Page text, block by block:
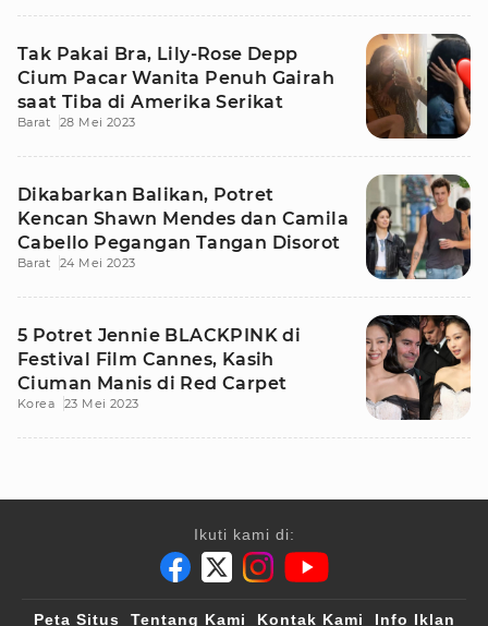
Tak Pakai Bra, Lily-Rose Depp
Cium Pacar Wanita Penuh Gairah
saat Tiba di Amerika Serikat
Barat 28 Mei 2023
Dikabarkan Balikan, Potret
Kencan Shawn Mendes dan Camila
Cabello Pegangan Tangan Disorot
Barat 24 Mei 2023
5 Potret Jennie BLACKPINK di
Festival Film Cannes, Kasih
Ciuman Manis di Red Carpet
Korea 23 Mei 2023
Ikuti kami di:
Peta Situs Tentang Kami Kontak Kami Info Iklan